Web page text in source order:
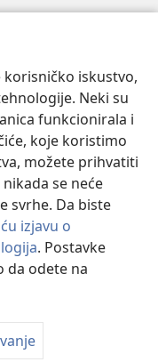
iskustvo,
Neki su
funkcionirala i
koje koristimo
možete prihvatiti
se neće
svrhe. Da biste
izjavu o
. Postavke
da odete na
Society of Pennsylvania.